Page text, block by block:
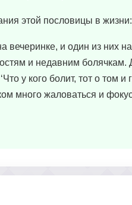
этой пословицы в жизни:
вечеринке, и один из них
и недавним болячкам.
у кого болит, тот о том
много жаловаться и